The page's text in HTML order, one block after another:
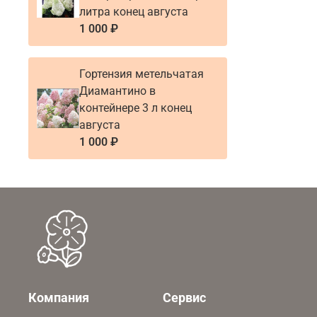
литра конец августа
1 000 ₽
Гортензия метельчатая
Диамантино в
контейнере 3 л конец
августа
1 000 ₽
Компания Сервис